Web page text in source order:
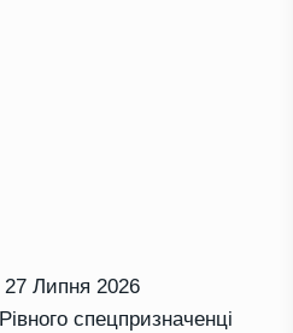
27 Липня 2026
спецпризначенці